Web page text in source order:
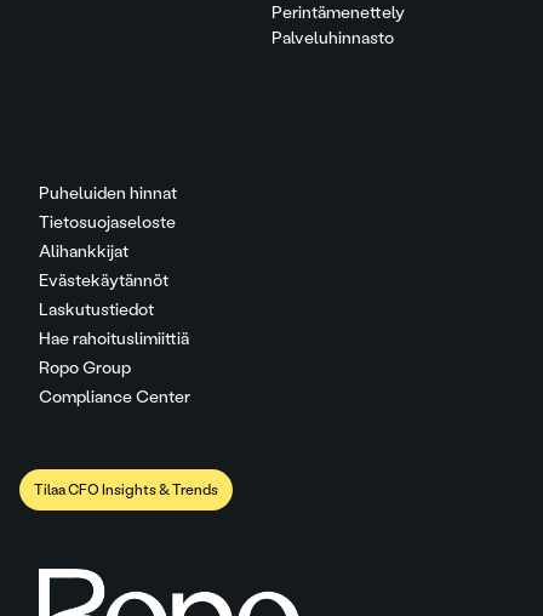
Puheluiden hinnat
Tietosuojaseloste
Alihankkijat
Evästekäytännöt
Laskutustiedot
Hae rahoituslimiittiä
Ropo Group
Compliance Center
Perintämenettely
Palveluhinnasto
Tilaa CFO Insights & Trends